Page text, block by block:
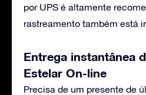
por UPS é altamente
rastreamento também está
Entrega instantânea
Estelar On-line
Precisa de um presente de